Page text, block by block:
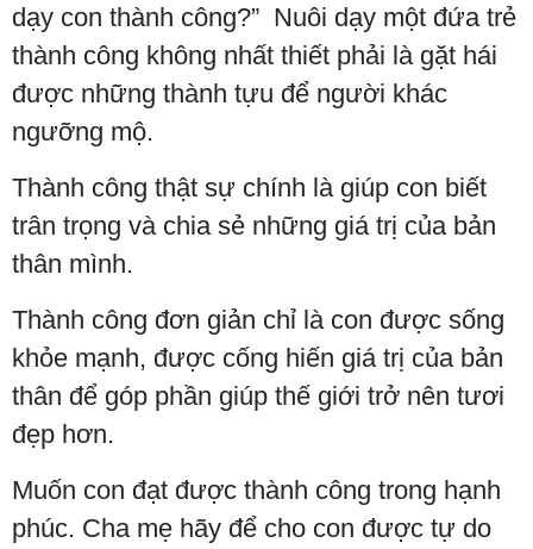
dạy con thành công?” Nuôi dạy một đứa trẻ
thành công không nhất thiết phải là gặt hái
được những thành tựu để người khác
ngưỡng mộ.
Thành công thật sự chính là giúp con biết
trân trọng và chia sẻ những giá trị của bản
thân mình.
Thành công đơn giản chỉ là con được sống
khỏe mạnh, được cống hiến giá trị của bản
thân để góp phần giúp thế giới trở nên tươi
đẹp hơn.
Muốn con đạt được thành công trong hạnh
phúc. Cha mẹ hãy để cho con được tự do